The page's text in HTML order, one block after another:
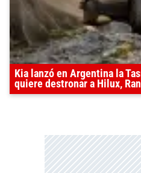
Kia lanzó en Argentina la
quiere destronar a Hilux,